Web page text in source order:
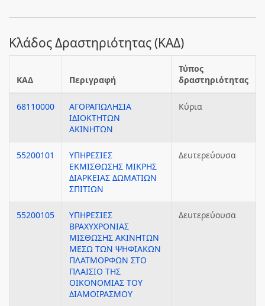
Κλάδος Δραστηριότητας (ΚΑΔ)
ΚΑΔ Περιγραφή
Τύπος
δραστηριότητας
68110000
ΑΓΟΡΑΠΩΛΗΣΙΑ
ΙΔΙΟΚΤΗΤΩΝ
ΑΚΙΝΗΤΩΝ
Κύρια
55200101
ΥΠΗΡΕΣΙΕΣ
ΕΚΜΙΣΘΩΣΗΣ ΜΙΚΡΗΣ
ΔΙΑΡΚΕΙΑΣ ΔΩΜΑΤΙΩΝ
ΣΠΙΤΙΩΝ
Δευτερεύουσα
55200105
ΥΠΗΡΕΣΙΕΣ
ΒΡΑΧΥΧΡΟΝΙΑΣ
ΜΙΣΘΩΣΗΣ ΑΚΙΝΗΤΩΝ
ΜΕΣΩ ΤΩΝ ΨΗΦΙΑΚΩΝ
ΠΛΑΤΜΟΡΦΩΝ ΣΤΟ
ΠΛΑΙΣΙΟ ΤΗΣ
ΟΙΚΟΝΟΜΙΑΣ ΤΟΥ
ΔΙΑΜΟΙΡΑΣΜΟΥ
Δευτερεύουσα